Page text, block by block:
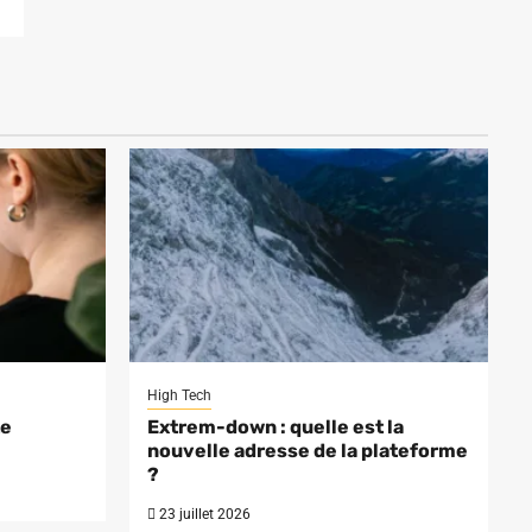
High Tech
Extrem-down : quelle est la
nouvelle adresse de la plateforme
?
23 juillet 2026